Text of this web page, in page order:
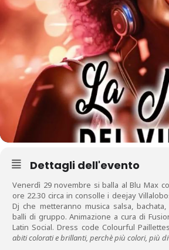
Dettagli dell'evento
Venerdì 29 novembre si balla al Blu Max
ore 22.30 circa in consolle i deejay
Dj che metteranno musica salsa,
balli di gruppo. Animazione a cura di
Latin Social. Dress code Colourful
abiti colorati e brillanti, perchè più colori, più